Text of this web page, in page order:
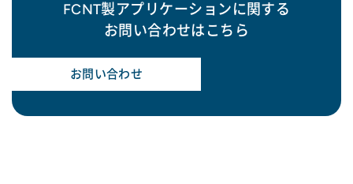
FCNT製アプリケーションに関する
お問い合わせはこちら
お問い合わせ